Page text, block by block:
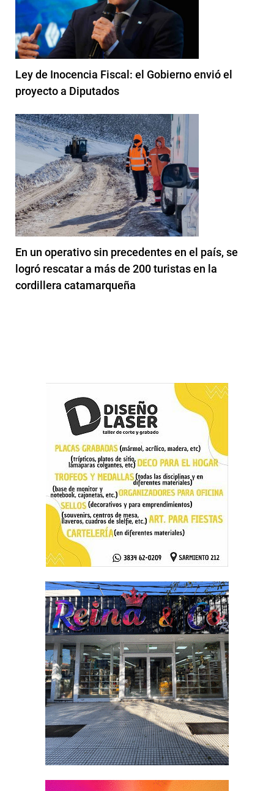
Ley de Inocencia Fiscal: el Gobierno envió el
proyecto a Diputados
En un operativo sin precedentes en el país, se
logró rescatar a más de 200 turistas en la
cordillera catamarqueña